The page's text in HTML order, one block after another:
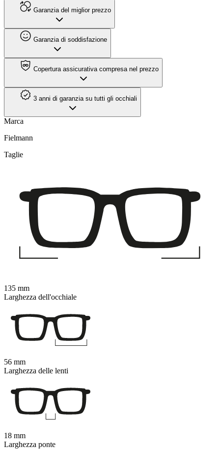
Garanzia del miglior prezzo
Garanzia di soddisfazione
Copertura assicurativa compresa nel prezzo
3 anni di garanzia su tutti gli occhiali
Marca
Fielmann
Taglie
135 mm
Larghezza dell'occhiale
56 mm
Larghezza delle lenti
18 mm
Larghezza ponte